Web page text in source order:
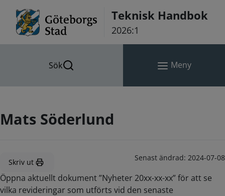
Teknisk Handbok
2026:1
Sök Meny
Mats Söderlund
Skriv ut Senast ändrad: 2024-07-08
Öppna aktuellt dokument ”Nyheter 20xx-xx-xx” för att se
vilka revideringar som utförts vid den senaste